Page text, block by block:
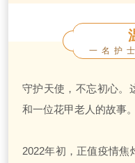
一名护
守护天使，不忘初心。
和一位花甲老人的故事。
2022年初，正值疫情